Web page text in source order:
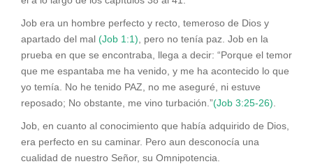
Job era un hombre perfecto y recto, temeroso de Dios y
apartado del mal (Job 1:1) , pero no tenía paz. Job en la
prueba en que se encontraba, llega a decir: “Porque el temor
que me espantaba me ha venido, y me ha acontecido lo que
yo temía. No he tenido PAZ, no me aseguré, ni estuve
reposado; No obstante, me vino turbación.”(Job 3:25-26)
Job, en cuanto al conocimiento que había adquirido de Dios,
era perfecto en su caminar. Pero aun desconocía una
cualidad de nuestro Señor, su Omnipotencia.